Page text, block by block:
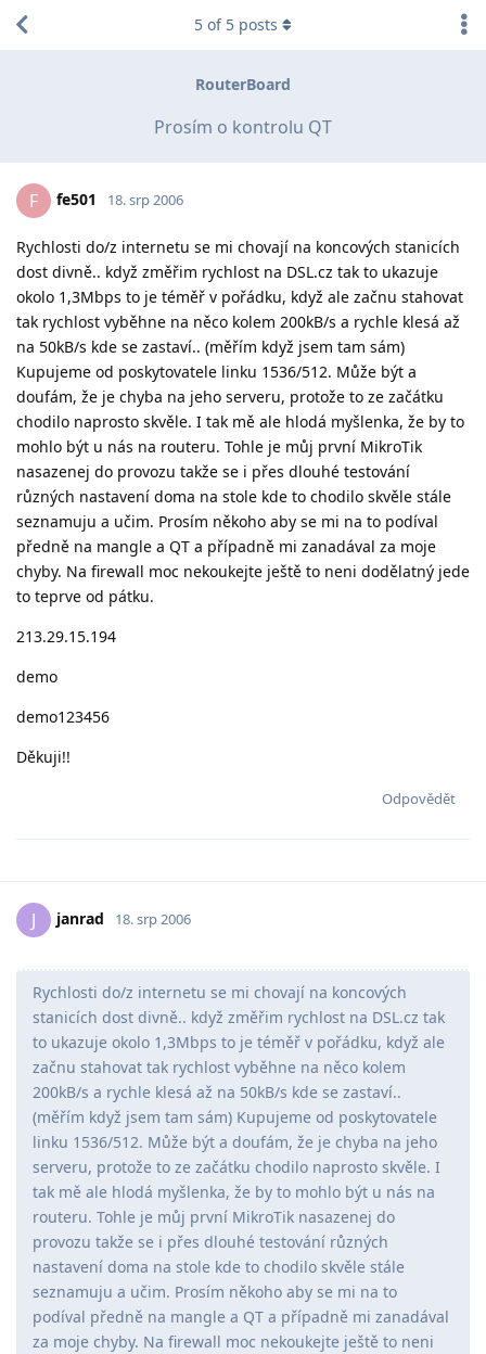
RouterBoard
Prosím o kontrolu QT
5 of 5 posts
F fe501 18. srp 2006
Rychlosti do/z internetu se mi chovají na koncových stanicích
dost divně.. když změřim rychlost na DSL.cz tak to ukazuje
okolo 1,3Mbps to je téměř v pořádku, když ale začnu stahovat
tak rychlost vyběhne na něco kolem 200kB/s a rychle klesá až
na 50kB/s kde se zastaví.. (měřím když jsem tam sám)
Kupujeme od poskytovatele linku 1536/512. Může být a
doufám, že je chyba na jeho serveru, protože to ze začátku
chodilo naprosto skvěle. I tak mě ale hlodá myšlenka, že by to
mohlo být u nás na routeru. Tohle je můj první MikroTik
nasazenej do provozu takže se i přes dlouhé testování
různých nastavení doma na stole kde to chodilo skvěle stále
seznamuju a učim. Prosím někoho aby se mi na to podíval
předně na mangle a QT a případně mi zanadával za moje
chyby. Na firewall moc nekoukejte ještě to neni dodělatný jede
to teprve od pátku.
213.29.15.194
demo
demo123456
Děkuji!!
Odpovědět
J janrad 18. srp 2006
Rychlosti do/z internetu se mi chovají na koncových
stanicích dost divně.. když změřim rychlost na DSL.cz tak
to ukazuje okolo 1,3Mbps to je téměř v pořádku, když ale
začnu stahovat tak rychlost vyběhne na něco kolem
200kB/s a rychle klesá až na 50kB/s kde se zastaví..
(měřím když jsem tam sám) Kupujeme od poskytovatele
linku 1536/512. Může být a doufám, že je chyba na jeho
serveru, protože to ze začátku chodilo naprosto skvěle. I
tak mě ale hlodá myšlenka, že by to mohlo být u nás na
routeru. Tohle je můj první MikroTik nasazenej do
provozu takže se i přes dlouhé testování různých
nastavení doma na stole kde to chodilo skvěle stále
seznamuju a učim. Prosím někoho aby se mi na to
podíval předně na mangle a QT a případně mi zanadával
za moje chyby. Na firewall moc nekoukejte ještě to neni